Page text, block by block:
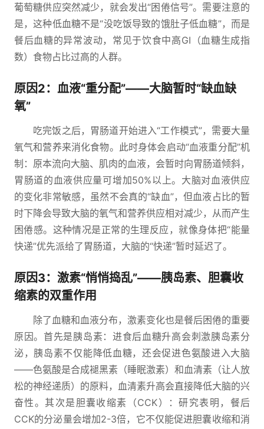
葡萄糖供应突然减少，就会发出“困倦信号”。需要注意的
是，这种低血糖不是“没吃饭导致的饿肚子低血糖”，而是
餐后血糖的异常波动，常见于饮食中高GI（血糖生成指
数）食物占比过高的人群。
原因2：血液“重分配”——大脑暂时“缺血缺
氧”
吃完饭之后，胃肠道开始进入“工作模式”，需要大量
氧气和营养来消化食物。此时身体会启动“血液重分配”机
制：原本流向大脑、肌肉的血液，会暂时向胃肠道倾斜，
胃肠道的血液供应量可增加50%以上。大脑对血液供应
的变化非常敏感，虽然不会真的“缺血”，但血液占比的暂
时下降会导致大脑的氧气和营养供应相对减少，从而产生
困倦感。这种情况是正常的生理反应，就像身体把“能量
快递”优先派给了胃肠道，大脑的“快递”暂时延迟了。
原因3：激素“悄悄捣乱”——胰岛素、胆囊收
缩素的双重作用
除了血糖和血液分布，激素变化也是餐后困倦的重要
原因。首先是胰岛素：进食后血糖升高会刺激胰岛素分
泌，胰岛素不仅能降低血糖，还会促进色氨酸进入大脑
——色氨酸是合成褪黑素（睡眠激素）和血清素（让人放
松的神经递质）的原料，血清素升高会直接降低大脑的兴
奋性。其次是胆囊收缩素（CCK）：研究表明，餐后
CCK的分泌量会增加2-3倍，它不仅能促进胆囊收缩和消